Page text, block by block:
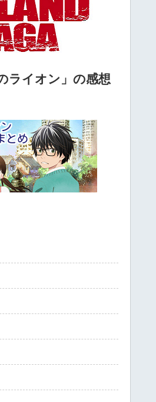
ライオン」の感想